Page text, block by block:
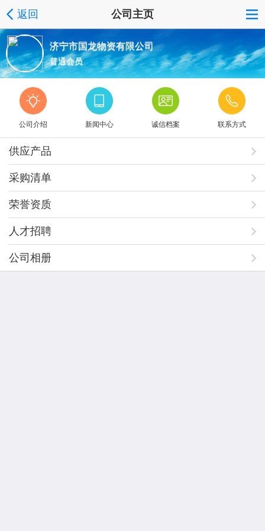
返回 公司主页
济宁市国龙物资有限公司
普通会员
公司介绍 新闻中心 诚信档案 联系方式
供应产品
采购清单
荣誉资质
人才招聘
公司相册